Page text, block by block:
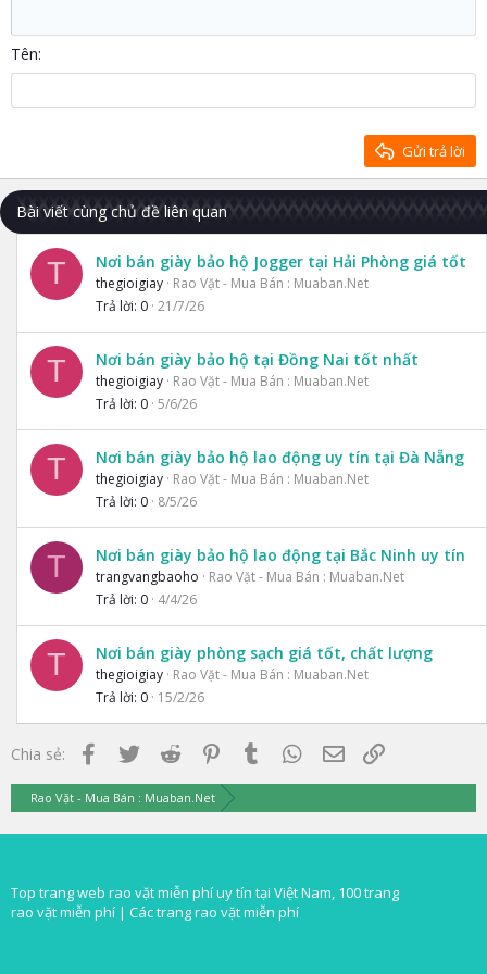
18
22
Verdana
Heading 2
Heading 3
Tên
Gửi trả lời
Bài viết cùng chủ đề liên quan
T Nơi bán giày bảo hộ Jogger tại Hải Phòng giá tốt
thegioigiay Rao Vặt - Mua Bán : Muaban.Net
Trả lời 0 21/7/26
T Nơi bán giày bảo hộ tại Đồng Nai tốt nhất
thegioigiay Rao Vặt - Mua Bán : Muaban.Net
Trả lời 0 5/6/26
T Nơi bán giày bảo hộ lao động uy tín tại Đà Nẵng
thegioigiay Rao Vặt - Mua Bán : Muaban.Net
Trả lời 0 8/5/26
T Nơi bán giày bảo hộ lao động tại Bắc Ninh uy tín
trangvangbaoho
Rao Vặt - Mua Bán : Muaban.Net
Trả lời 0 4/4/26
T Nơi bán giày phòng sạch giá tốt, chất lượng
thegioigiay Rao Vặt - Mua Bán : Muaban.Net
Trả lời 0 15/2/26
Chia sẻ: Facebook
Twitter Reddit PinterestTumblr WhatsApp
Email
Rao Vặt - Mua Bán : Muaban.Net
Top trang web rao vặt miễn phí uy tín tại Việt Nam, 100 trang
rao vặt miễn phí | Các trang rao vặt miễn phí